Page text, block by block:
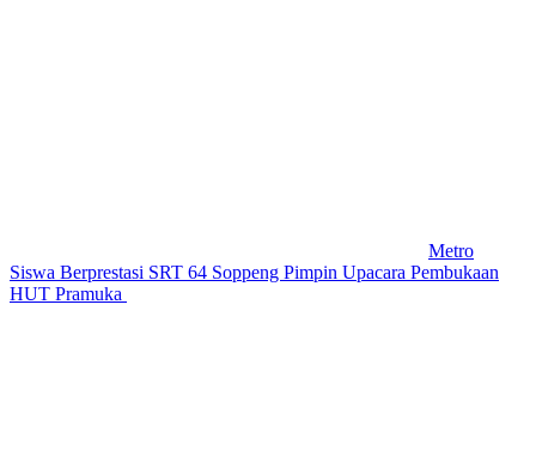
Metro
Siswa Berprestasi SRT 64 Soppeng Pimpin Upacara Pembukaan
HUT Pramuka